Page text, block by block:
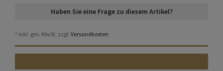
Haben Sie eine Frage zu diesem Artikel?
* inkl. ges. MwSt. zzgl. Versandkosten